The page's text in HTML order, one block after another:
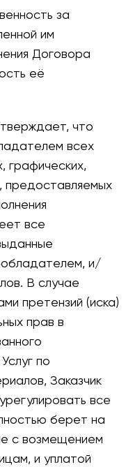
за
им
Договора
её
что
всех
графических,
предоставляемых
все
и/
В случае
претензий (иска)
прав в
по
Заказчик
все
берет на
с возмещением
и уплатой